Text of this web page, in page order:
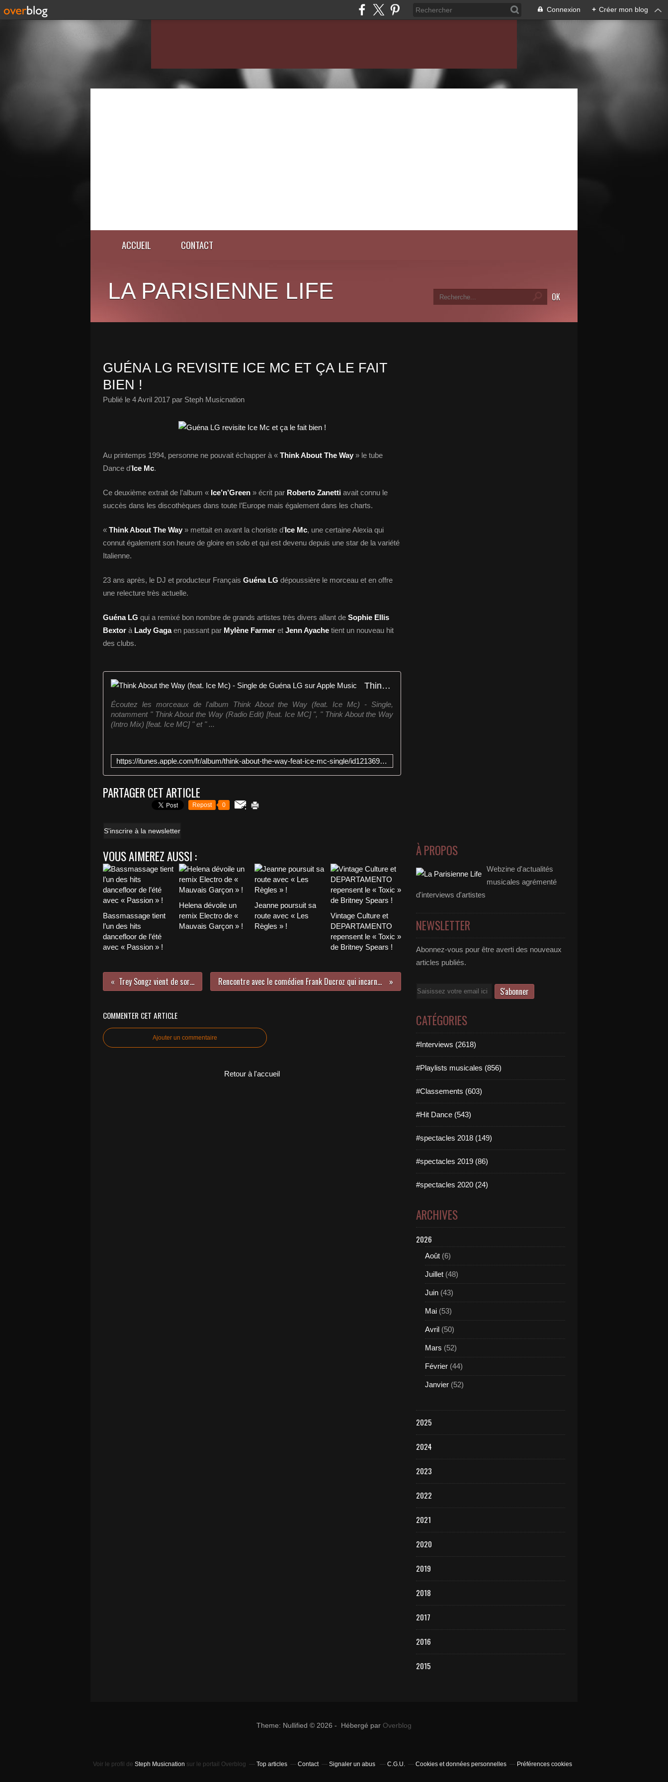
Connexion + Créer mon blog
ACCUEIL CONTACT
LA PARISIENNE LIFE
GUÉNA LG REVISITE ICE MC ET ÇA LE FAIT
BIEN !
Publié le 4 Avril 2017 par Steph Musicnation
Au printemps 1994, personne ne pouvait échapper à « Think About The Way » le tube
Dance d’Ice Mc.
Ce deuxième extrait de l’album « Ice’n’Green » écrit par Roberto Zanetti avait connu le
succès dans les discothèques dans toute l’Europe mais également dans les charts.
« Think About The Way » mettait en avant la choriste d’Ice Mc, une certaine Alexia qui
connut également son heure de gloire en solo et qui est devenu depuis une star de la variété
Italienne.
23 ans après, le DJ et producteur Français Guéna LG dépoussière le morceau et en offre
une relecture très actuelle.
Guéna LG qui a remixé bon nombre de grands artistes très divers allant de Sophie Ellis
Bextor à Lady Gagaen passant par Mylène Farmer et Jenn Ayache tient un nouveau hit
des clubs.
Think About the Way (feat. Ice Mc) - Single de Guéna LG sur Apple Music
Écoutez les morceaux de l'album Think About the Way (feat. Ice Mc) - Single,
notamment " Think About the Way (Radio Edit) [feat. Ice MC] ", " Think About the Way
(Intro Mix) [feat. Ice MC] " et " ...
https://itunes.apple.com/fr/album/think-about-the-way-feat-ice-mc-single/id1213690768
PARTAGER CET ARTICLE
Repost 0
S'inscrire à la newsletter
VOUS AIMEREZ AUSSI :
Bassmassage tient
l’un des hits
dancefloor de l’été
avec « Passion » !
Helena dévoile un
remix Electro de «
Mauvais Garçon » !
Jeanne poursuit sa
route avec « Les
Règles » !
Vintage Culture et
DEPARTAMENTO
repensent le « Toxic »
de Britney Spears !
Trey Songz vient de sortir « Tremaine » son nouvel album ! Rencontre avec le comédien Frank Ducroz qui incarne Hercule dans un spectacle joué au Trévise dans le cadre des Musical’In!
COMMENTER CET ARTICLE
Ajouter un commentaire
Retour à l'accueil
À PROPOS
Webzine d'actualités
musicales agrémenté
d'interviews d'artistes
NEWSLETTER
Abonnez-vous pour être averti des nouveaux
articles publiés.
Email
CATÉGORIES
#Interviews (2618)
#Playlists musicales (856)
#Classements (603)
#Hit Dance (543)
#spectacles 2018 (149)
#spectacles 2019 (86)
#spectacles 2020 (24)
ARCHIVES
2026
Août (6)
Juillet (48)
Juin (43)
Mai (53)
Avril (50)
Mars (52)
Février (44)
Janvier (52)
2025
2024
2023
2022
2021
2020
2019
2018
2017
2016
2015
Theme: Nullified © 2026 - Hébergé par Overblog
Voir le profil de Steph Musicnation sur le portail Overblog Top articles Contact Signaler un abus C.G.U. Cookies et données personnelles Préférences cookies